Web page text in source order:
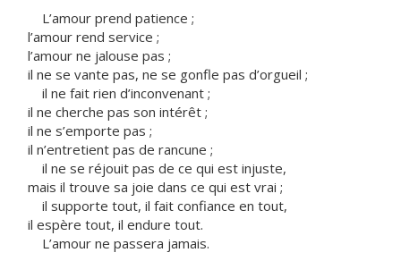
L’amour prend patience ;
l’amour rend service ;
l’amour ne jalouse pas ;
il ne se vante pas, ne se gonfle pas d’orgueil ;
il ne fait rien d’inconvenant ;
il ne cherche pas son intérêt ;
il ne s’emporte pas ;
il n’entretient pas de rancune ;
il ne se réjouit pas de ce qui est injuste,
mais il trouve sa joie dans ce qui est vrai ;
il supporte tout, il fait confiance en tout,
il espère tout, il endure tout.
L’amour ne passera jamais.